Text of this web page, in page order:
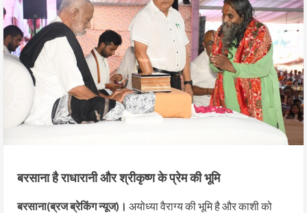
बरसाना है राधारानी और श्रीकृष्ण के प्रेम की भूमि
बरसाना(ब्रज ब्रेकिंग न्यूज)। अयोध्या वैराग्य की भूमि है और काशी को